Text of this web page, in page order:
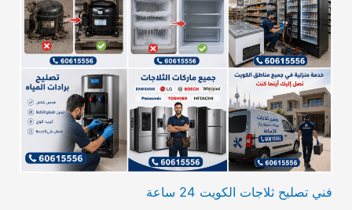
فني تصليح ثلاجات الكويت 24 ساعة